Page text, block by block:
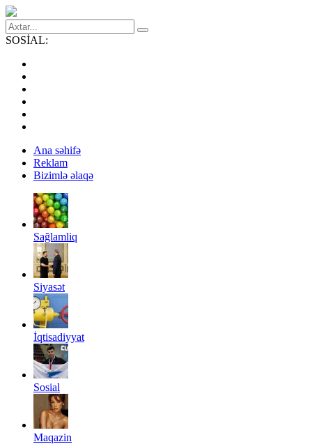
SOSİAL:
Ana səhifə
Reklam
Bizimlə əlaqə
Sağlamliq
Siyasət
İqtisadiyyat
Sosial
Maqazin